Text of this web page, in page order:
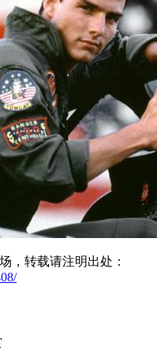
，转载请注明出处：